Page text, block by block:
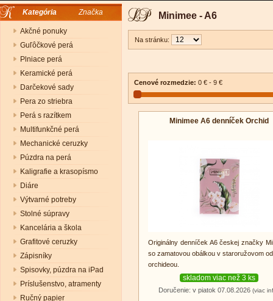
Kategória Značka
Akčné ponuky
Guľôčkové perá
Plniace perá
Keramické perá
Darčekové sady
Pera zo striebra
Perá s razítkem
Multifunkčné perá
Mechanické ceruzky
Púzdra na perá
Kaligrafie a krasopísmo
Diáre
Výtvarné potreby
Stolné súpravy
Kancelária a škola
Grafitové ceruzky
Zápisníky
Spisovky, púzdra na iPad
Príslušenstvo, atramenty
Ručný papier
Minimee - A6
Na stránku:
Cenové rozmedzie: 0 € - 9 €
Minimee A6 denníček Orchid
Originálny denníček A6 českej značky
so zamatovou obálkou v staroružovom
orchideou.
skladom viac než 3 ks
Doručenie: v piatok 07.08.2026(viac